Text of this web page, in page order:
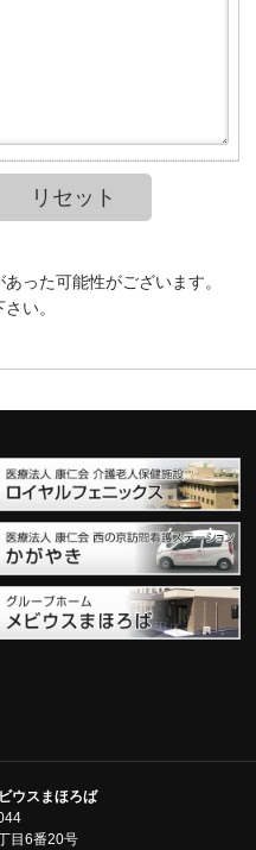
リセット
った可能性がございます。
い。
ウスまほろば
目6番20号